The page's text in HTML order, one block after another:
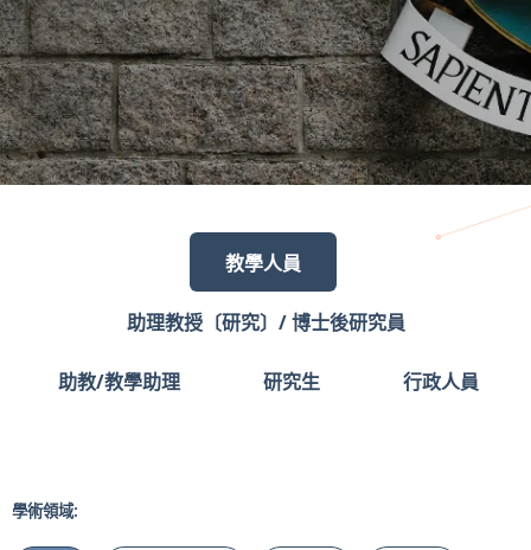
教學人員
助理教授〔研究〕/ 博士後研究員
助教/教學助理 研究生 行政人員
學術領域: